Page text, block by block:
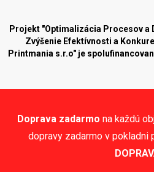
Doprava zadarmo na každú
dopravy zadarmo v pokladni
Projekt "Optimalizácia Procesov
Zvýšenie Efektívnosti a
Printmania s.r.o" je
Blog
NajReklama.sk